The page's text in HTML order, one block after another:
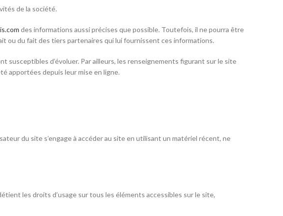
de la société.
des informations aussi précises que possible. Toutefois, il ne pourra être
ou du fait des tiers partenaires qui lui fournissent ces informations.
susceptibles d’évoluer. Par ailleurs, les renseignements figurant sur le site
apportées depuis leur mise en ligne.
du site s’engage à accéder au site en utilisant un matériel récent, ne
les droits d’usage sur tous les éléments accessibles sur le site,